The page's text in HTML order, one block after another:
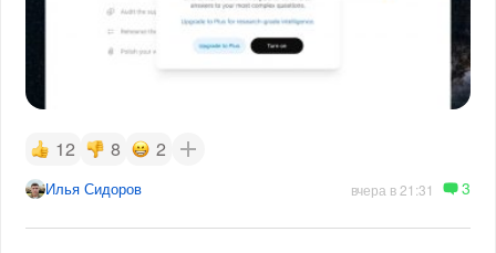
12 8 2
Илья Сидоров вчера в 21:31 3